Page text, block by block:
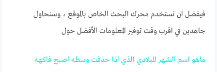
فيفضل ان تستخدم محرك البحث الخاص بالموقع ، وسنحاول
جاهدين في اقرب وقت توفير المعلومات الأفضل حول
ماهو اسم الشهر الميلادي الذي اذا حذفت وسطه اصبح فاكهه